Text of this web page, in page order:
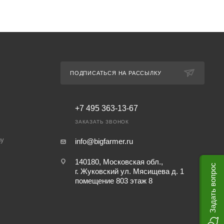
ПОДПИСАТЬСЯ НА РАССЫЛКУ
+7 495 363-13-67
ЗАКАЗАТЬ ЗВОНОК
info@bigfarmer.ru
140180, Московская обл.,
г. Жуковский ул. Мясищева д. 1
помещение 803 этаж 8
Задать вопрос